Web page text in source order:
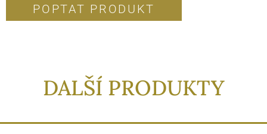
POPTAT PRODUKT
DALŠÍ PRODUKTY